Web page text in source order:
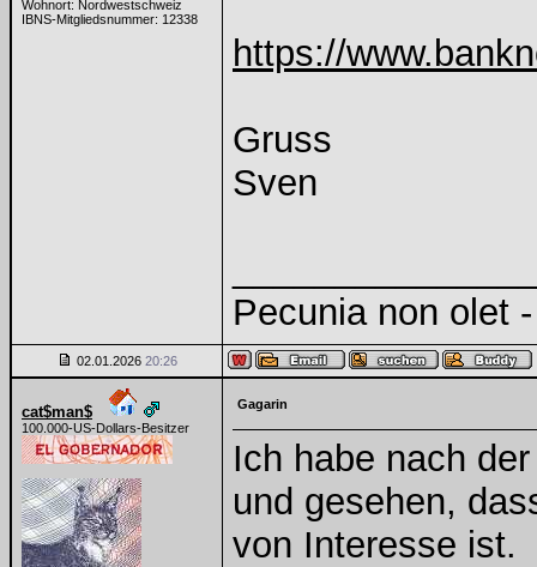
Wohnort: Nordwestschweiz
IBNS-Mitgliedsnummer: 12338
https://
Gruss
Sven
Pecunia non olet
02.01.2026 20:26
cat$man$
100.000-US-Dollars-Besitzer
Gagarin
Ich habe nach
und gesehen,
von Interesse ist.